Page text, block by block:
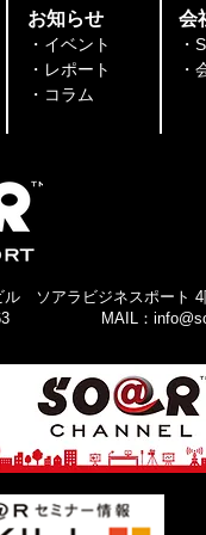
​お知らせ
・イベント
・レポート
​​・コラム
会
・
・
ル ソアラ ビジネスポート
MAIL：